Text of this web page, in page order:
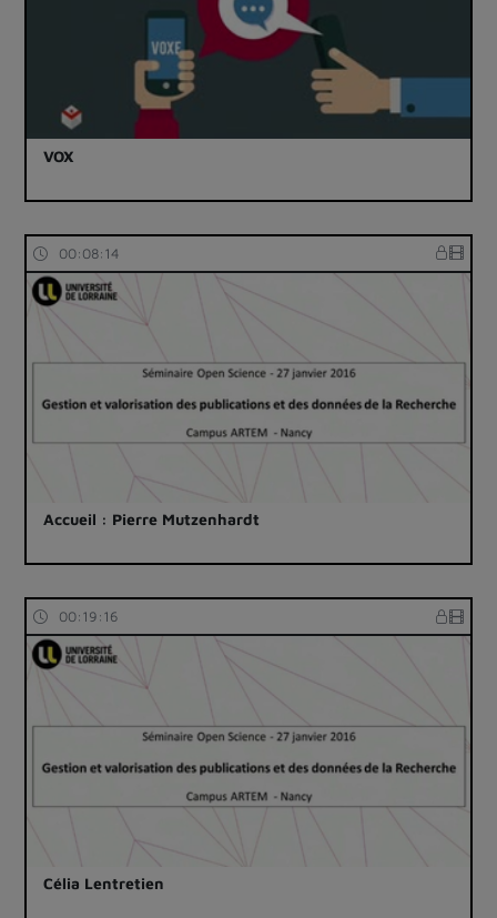
VOX
00:08:14
Accueil : Pierre Mutzenhardt
00:19:16
Célia Lentretien